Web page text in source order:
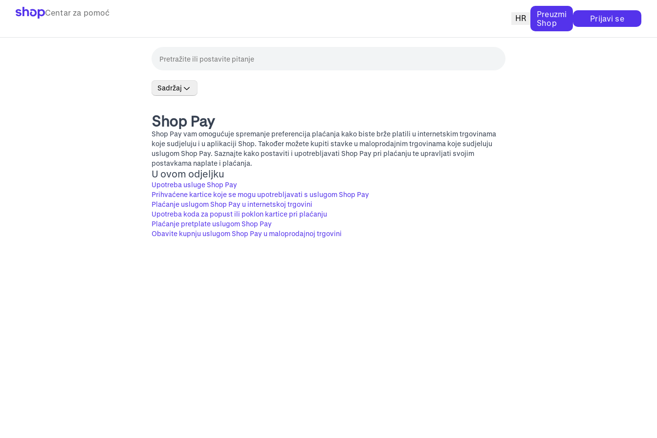
Centar za pomoć
HR
Preuzmi
Shop
Prijavi se
Sadržaj
Shop Pay
Shop Pay vam omogućuje spremanje preferencija plaćanja kako biste brže platili u internetskim trgovinama
koje sudjeluju i u aplikaciji Shop. Također možete kupiti stavke u maloprodajnim trgovinama koje sudjeluju
uslugom Shop Pay. Saznajte kako postaviti i upotrebljavati Shop Pay pri plaćanju te upravljati svojim
postavkama naplate i plaćanja.
U ovom odjeljku
Upotreba usluge Shop Pay
Prihvaćene kartice koje se mogu upotrebljavati s uslugom Shop Pay
Plaćanje uslugom Shop Pay u internetskoj trgovini
Upotreba koda za popust ili poklon kartice pri plaćanju
Plaćanje pretplate uslugom Shop Pay
Obavite kupnju uslugom Shop Pay u maloprodajnoj trgovini